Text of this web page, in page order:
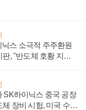
스 소극적 주주환원
, "반도체 호황 지속
SK하이닉스 중국 공장
장비 시험, 미국 수출